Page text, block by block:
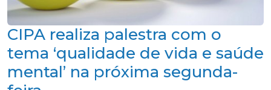
CIPA realiza palestra com o
tema ‘qualidade de vida e saúde
mental’ na próxima segunda-